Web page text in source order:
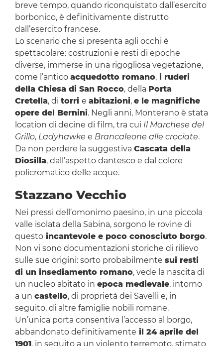
breve tempo, quando riconquistato dall’esercito
borbonico, è definitivamente distrutto
dall’esercito francese.
Lo scenario che si presenta agli occhi è
spettacolare: costruzioni e resti di epoche
diverse, immerse in una rigogliosa vegetazione,
come l’antico acquedotto romano,i ruderi
della Chiesa di San Rocco, della Porta
Cretella, di torri e abitazioni, e le magnifiche
opere del Bernini. Negli anni, Monterano è stata
location di decine di film, tra cui Il Marchese del
Grillo, Ladyhawke e Brancaleone alle crociate.
Da non perdere la suggestiva Cascata della
Diosilla, dall’aspetto dantesco e dal colore
policromatico delle acque.
Stazzano Vecchio
Nei pressi dell’omonimo paesino, in una piccola
valle isolata della Sabina, sorgono le rovine di
questoincantevole e poco conosciuto borgo.
Non vi sono documentazioni storiche di rilievo
sulle sue origini: sorto probabilmente sui resti
di un insediamento romano, vede la nascita di
un nucleo abitato in epoca medievale, intorno
a un castello, di proprietà dei Savelli e, in
seguito, di altre famiglie nobili romane.
Un’unica porta consentiva l’accesso al borgo,
abbandonato definitivamente il 24 aprile del
1901, in seguito a un violento terremoto, stimato